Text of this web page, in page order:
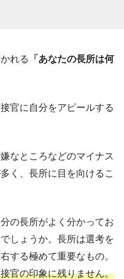
れる
「あなたの長所は何
官に自分をアピールする
なところなどのマイナス
く、長所に目を向けるこ
の長所がよく分かってお
しょうか。長所は選考を
する極めて重要なもの。
官の印象に残りません。